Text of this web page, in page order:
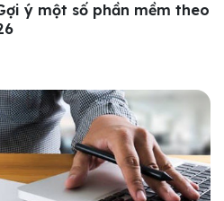
ý một số phần mềm theo